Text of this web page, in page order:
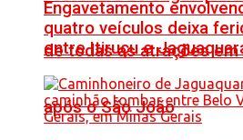
de todas as atrações
após o São João
Engavetamento
quatro veículos deixa
entre Itiruçu e